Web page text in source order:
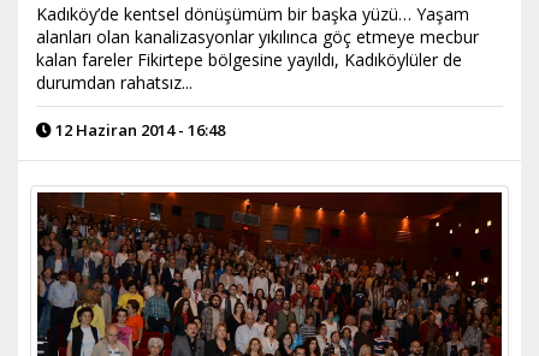
Kadıköy’de kentsel dönüşümüm bir başka yüzü… Yaşam
alanları olan kanalizasyonlar yıkılınca göç etmeye mecbur
kalan fareler Fikirtepe bölgesine yayıldı, Kadıköylüler de
durumdan rahatsız...
12 Haziran 2014 - 16:48